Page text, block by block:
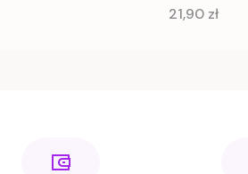
Cena
21,90 zł